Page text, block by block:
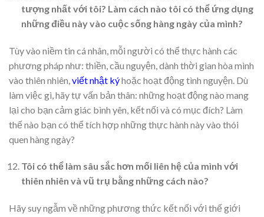
tượng nhất với tôi? Làm cách nào tôi có thể ứng dụng
những điều này vào cuộc sống hàng ngày của mình?
Tùy vào niềm tin cá nhân, mỗi người có thể thực hành các
phương pháp như: thiền, cầu nguyện, dành thời gian hòa mình
vào thiên nhiên, viết nhật kýhoặc hoạt động tình nguyện. Dù
làm việc gì, hãy tự vấn bản thân: những hoạt động nào mang
lại cho bạn cảm giác bình yên, kết nối và có mục đích? Làm
thế nào bạn có thể tích hợp những thực hành này vào thói
quen hàng ngày?
Tôi có thể làm sâu sắc hơn mối liên hệ của mình với
thiên nhiên và vũ trụ bằng những cách nào?
Hãy suy ngẫm về những phương thức kết nối với thế giới